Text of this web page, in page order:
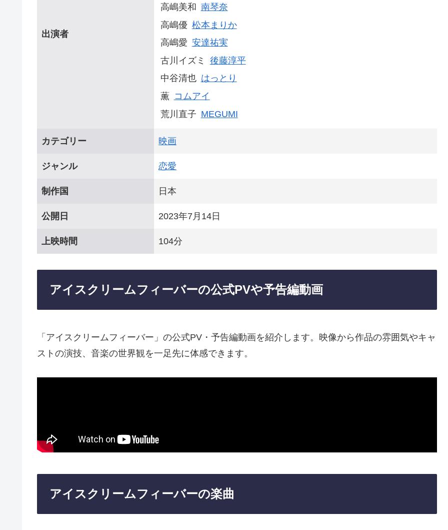
出演者
⾼嶋美和 南琴奈
高嶋優 松本まりか
高嶋愛 安達祐実
古川イズミ
後藤淳平
中谷清也 はっとり
薫 コムアイ
荒川直子 MEGUMI
カテゴリー 映画
ジャンル 恋愛
制作国 日本
公開日 2023年7月14日
上映時間 104分
アイスクリームフィーバーの公式PVや予告編動画
「アイスクリームフィーバー」の公式PV・予告編動画を紹介します。映像から作品の雰囲気やキャ
ストの演技、音楽の世界観を一足先に体感できます。
アイスクリームフィーバーの楽曲